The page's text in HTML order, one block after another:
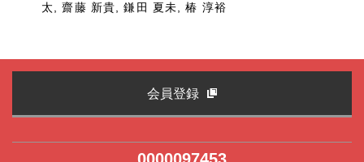
太, 齋藤 新貴, 鎌田 夏未, 椿 淳裕
会員登録